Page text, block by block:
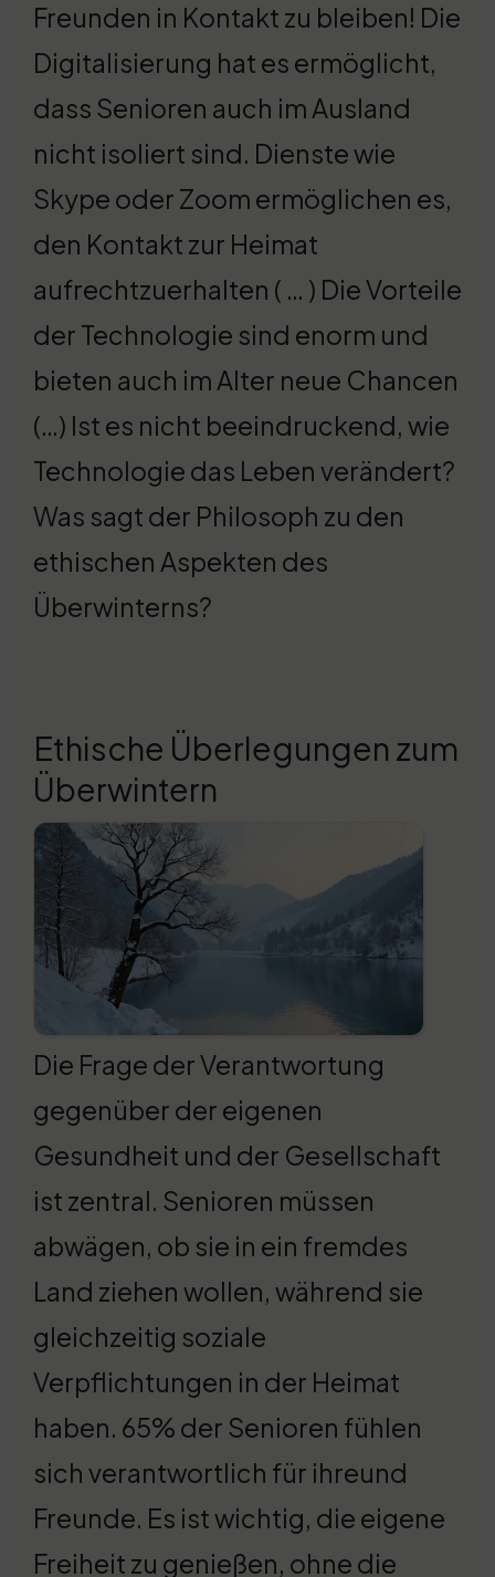
Freunden in Kontakt zu bleiben! Die
Digitalisierung hat es ermöglicht,
dass Senioren auch im Ausland
nicht isoliert sind. Dienste wie
Skype oder Zoom ermöglichen es,
den Kontakt zur Heimat
aufrechtzuerhalten ( … ) Die Vorteile
der Technologie sind enorm und
bieten auch im Alter neue Chancen
(…) Ist es nicht beeindruckend, wie
Technologie das Leben verändert?
Was sagt der Philosoph zu den
ethischen Aspekten des
Überwinterns?
Ethische Überlegungen zum
Überwintern
Die Frage der Verantwortung
gegenüber der eigenen
Gesundheit und der Gesellschaft
ist zentral. Senioren müssen
abwägen, ob sie in ein fremdes
Land ziehen wollen, während sie
gleichzeitig soziale
Verpflichtungen in der Heimat
haben. 65% der Senioren fühlen
sich verantwortlich für ihreund
Freunde. Es ist wichtig, die eigene
Freiheit zu genießen, ohne die